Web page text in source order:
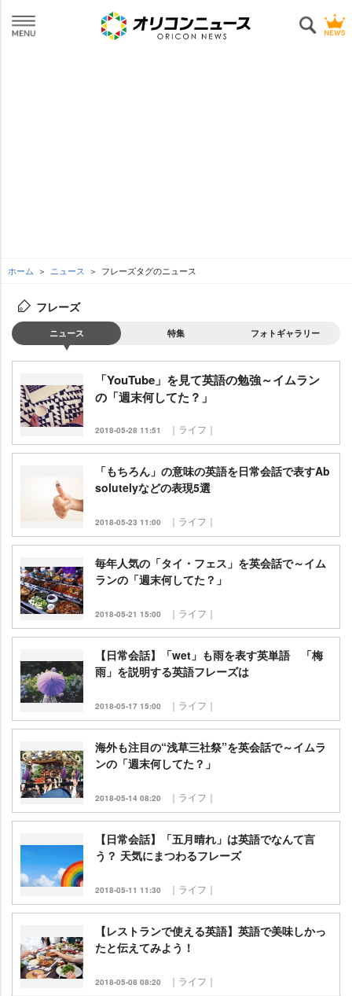
ホーム ニュース フレーズタグのニュース
フレーズ
ニュース 特集 フォトギャラリー
「YouTube」を見て英語の勉強～イムラン
の「週末何してた？」
2018-05-28 11:51 ｜ライフ｜
「もちろん」の意味の英語を日常会話で表すAb
solutelyなどの表現5選
2018-05-23 11:00 ｜ライフ｜
毎年人気の「タイ・フェス」を英会話で～イム
ランの「週末何してた？」
2018-05-21 15:00 ｜ライフ｜
【日常会話】「wet」も雨を表す英単語 「梅
雨」を説明する英語フレーズは
2018-05-17 15:00 ｜ライフ｜
海外も注目の“浅草三社祭”を英会話で～イムラ
ンの「週末何してた？」
2018-05-14 08:20 ｜ライフ｜
【日常会話】「五月晴れ」は英語でなんて言
う？ 天気にまつわるフレーズ
2018-05-11 11:30 ｜ライフ｜
【レストランで使える英語】英語で美味しかっ
たと伝えてみよう！
2018-05-08 08:20 ｜ライフ｜